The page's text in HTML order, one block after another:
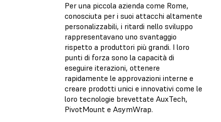
Per una piccola azienda come Rome,
conosciuta per i suoi attacchi altamente
personalizzabili, i ritardi nello sviluppo
rappresentavano uno svantaggio
rispetto a produttori più grandi. I loro
punti di forza sono la capacità di
eseguire iterazioni, ottenere
rapidamente le approvazioni interne e
creare prodotti unici e innovativi come le
loro tecnologie brevettate AuxTech,
PivotMount e AsymWrap.